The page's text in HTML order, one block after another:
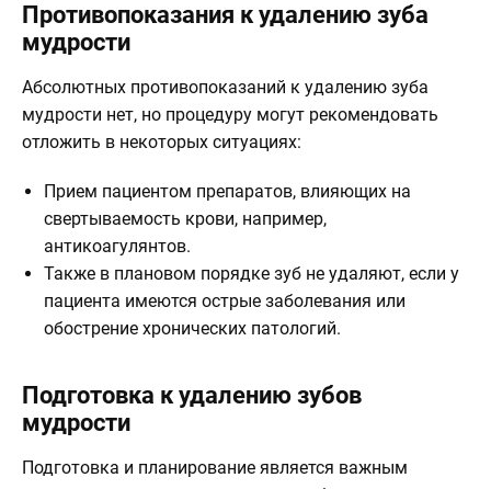
Противопоказания к удалению зуба
мудрости
Абсолютных противопоказаний к удалению зуба
мудрости нет, но процедуру могут рекомендовать
отложить в некоторых ситуациях:
Прием пациентом препаратов, влияющих на
свертываемость крови, например,
антикоагулянтов.
Также в плановом порядке зуб не удаляют, если у
пациента имеются острые заболевания или
обострение хронических патологий.
Подготовка к удалению зубов
мудрости
Подготовка и планирование является важным